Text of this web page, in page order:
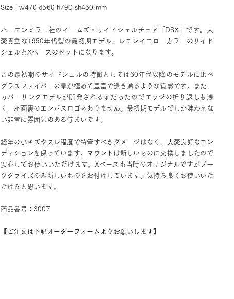
Size：w470 d560 h790 sh450 mm
ハーマンミラー社のイームズ・サイドシェルチェア「DSX」です。大
変貴重な1950年代製の最初期モデル、レモンイエローカラーのサイド
シェルとXベースのセットになります。
この最初期のサイドシェルの特徴としては60年代以降のモデルに比べ
グラスファイバーの量が極めて豊富で透き通るような質感です。また、
カバーリングモデルが開発される前だったのでエッジの折り返しも浅
く、座面裏のエンボスロゴもありません。最初期モデルでしか味わえな
い非常に雰囲気のある佇まいです。
経年の小キズやスレ程度で特筆すべきダメージはなく、大変良好なコン
ディションを保っています。マウントは新しいものに交換しましたので
安心してお使いいただけます。Xベースも当時のオリジナルですがブー
ツグライズのみ新しいものをお付けしています。気持ち良くお使いいた
だけると思います。
商品番号：3007
【ご注文は下記オーダーフォームよりお願いします】